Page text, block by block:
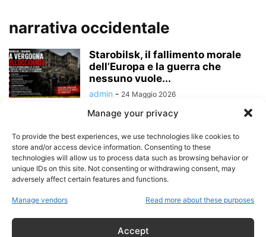
Manage your privacy
To provide the best experiences, we use technologies like cookies to
store and/or access device information. Consenting to these
technologies will allow us to process data such as browsing behavior or
unique IDs on this site. Not consenting or withdrawing consent, may
adversely affect certain features and functions.
Manage vendors Read more about these purposes
Accept
narrativa occidentale
Starobilsk, il fallimento morale
dell’Europa e la guerra che
nessuno vuole...
admin - 24 Maggio 2026
della “guerra algoritmica”: tra
realtà, propaganda...
admin - 21 Maggio 2026
geopolitica morale: quando le
leggi identitarie diventano
strumenti...